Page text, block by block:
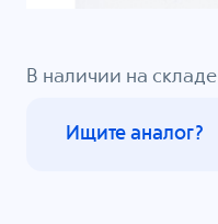
В наличии на складе
Ищите аналог?